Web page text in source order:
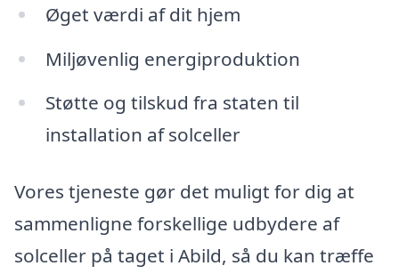
Øget værdi af dit hjem
Miljøvenlig energiproduktion
Støtte og tilskud fra staten til
installation af solceller
Vores tjeneste gør det muligt for dig at
sammenligne forskellige udbydere af
solceller på taget i Abild, så du kan træffe